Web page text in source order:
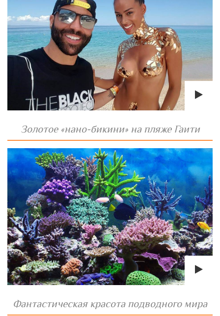
Золотое «нано-бикини» на пляже Гаити
Фантастическая красота подводного мира